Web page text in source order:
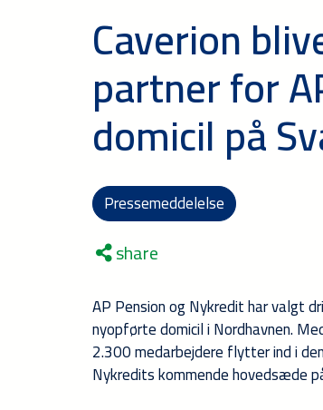
Caverion
partner for
domicil på
Pressemeddelelse
share
AP Pension og Nykredit har valgt
nyopførte domicil i Nordhavnen.
2.300 medarbejdere flytter ind i
Nykredits kommende hovedsæde